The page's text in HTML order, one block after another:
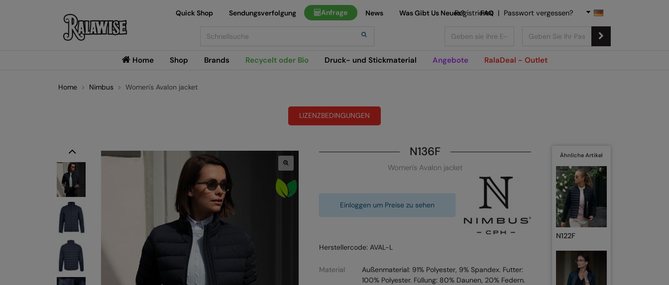
Home Shop Brands Recycelt oder Bio Druck- und Stickmaterial Angebote RalaDeal - Outlet
Quick Shop Sendungsverfolgung Anfrage News Was Gibt Us Neues? FAQ
Registrieren | Passwort vergessen?
Home Nimbus Women's Avalon jacket
LIZENZBEDINGUNGEN
N136F
Women's Avalon jacket
Einloggen um Preise zu sehen
Herstellercode: AVAL-L
Material
Außenmaterial: 91% Polyester, 9% Spandex. Futter:
100% Polyester. Füllung: 80% Daunen, 20% Federn.
Previous Ähnliche Artikel
N122F